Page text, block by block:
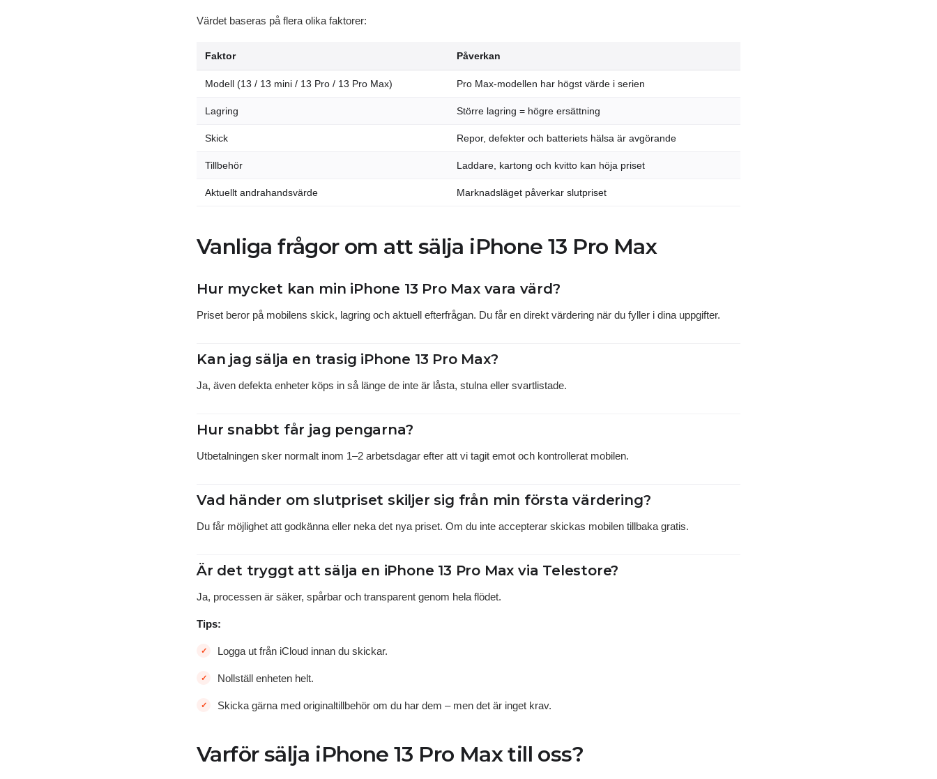
Värdet baseras på flera olika faktorer:
Faktor Påverkan
Modell (13 / 13 mini / 13 Pro / 13 Pro Max) Pro Max-modellen har högst värde i serien
Lagring Större lagring = högre ersättning
Skick Repor, defekter och batteriets hälsa är avgörande
Tillbehör Laddare, kartong och kvitto kan höja priset
Aktuellt andrahandsvärde Marknadsläget påverkar slutpriset
Vanliga frågor om att sälja iPhone 13 Pro Max
Hur mycket kan min iPhone 13 Pro Max vara värd?
Priset beror på mobilens skick, lagring och aktuell efterfrågan. Du får en direkt värdering när du fyller i dina uppgifter.
Kan jag sälja en trasig iPhone 13 Pro Max?
Ja, även defekta enheter köps in så länge de inte är låsta, stulna eller svartlistade.
Hur snabbt får jag pengarna?
Utbetalningen sker normalt inom 1–2 arbetsdagar efter att vi tagit emot och kontrollerat mobilen.
Vad händer om slutpriset skiljer sig från min första värdering?
Du får möjlighet att godkänna eller neka det nya priset. Om du inte accepterar skickas mobilen tillbaka gratis.
Är det tryggt att sälja en iPhone 13 Pro Max via Telestore?
Ja, processen är säker, spårbar och transparent genom hela flödet.
Tips:
Logga ut från iCloud innan du skickar.
Nollställ enheten helt.
Skicka gärna med originaltillbehör om du har dem – men det är inget krav.
Varför sälja iPhone 13 Pro Max till oss?